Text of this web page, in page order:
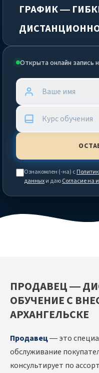
Открыта онлайн запись
Ознакомлен (-на) с
данныхи даюСогласие на
ГРАФИК —
ПРОДАВЕЦ —
ОБУЧЕНИЕ С
АРХАНГЕЛЬСКЕ
Продавец— это
обслуживание
консультирует по